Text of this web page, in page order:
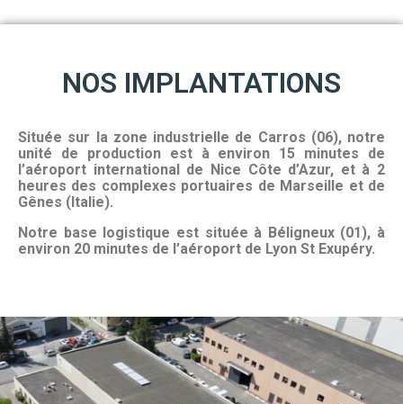
NOS IMPLANTATIONS
Située sur la zone industrielle de Carros (06), notre
unité de production est à environ 15 minutes de
l’aéroport international de Nice Côte d’Azur, et à 2
heures des complexes portuaires de Marseille et de
Gênes (Italie).
Notre base logistique est située à Béligneux (01), à
environ 20 minutes de l’aéroport de Lyon St Exupéry.